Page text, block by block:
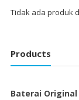
Tidak ada produk
Products
Baterai